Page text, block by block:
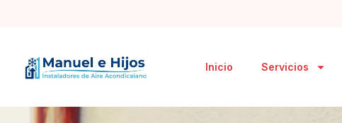
Inicio Servicios